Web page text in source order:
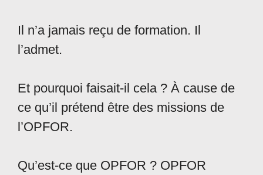
Il n’a jamais reçu de formation. Il
l’admet.
Et pourquoi faisait-il cela ? À cause de
ce qu’il prétend être des missions de
l’OPFOR.
Qu’est-ce que OPFOR ? OPFOR